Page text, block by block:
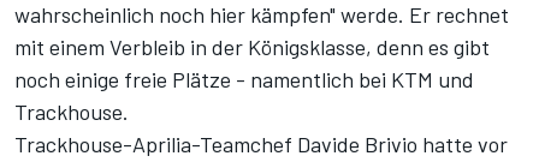
wahrscheinlich noch hier kämpfen" werde. Er rechnet
mit einem Verbleib in der Königsklasse, denn es gibt
noch einige freie Plätze - namentlich bei KTM und
Trackhouse.
Trackhouse-Aprilia-Teamchef Davide Brivio hatte vor